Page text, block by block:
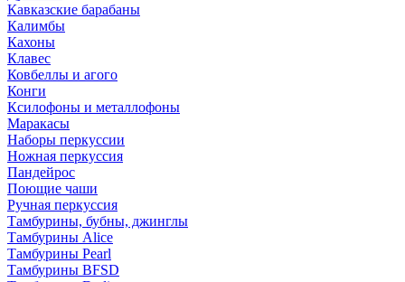
Кавказские барабаны
Калимбы
Кахоны
Клавес
Ковбеллы и агого
Конги
Ксилофоны и металлофоны
Маракасы
Наборы перкуссии
Ножная перкуссия
Пандейрос
Поющие чаши
Ручная перкуссия
Тамбурины, бубны, джинглы
Тамбурины Alice
Тамбурины Pearl
Тамбурины BFSD